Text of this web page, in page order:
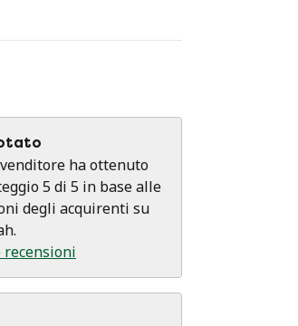
ha ottenuto
5 di 5 in base alle
degli acquirenti su
recensioni